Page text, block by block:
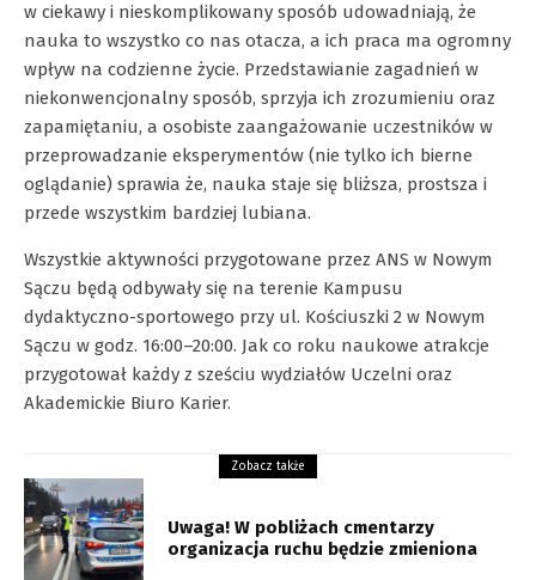
w ciekawy i nieskomplikowany sposób udowadniają, że
nauka to wszystko co nas otacza, a ich praca ma ogromny
wpływ na codzienne życie. Przedstawianie zagadnień w
niekonwencjonalny sposób, sprzyja ich zrozumieniu oraz
zapamiętaniu, a osobiste zaangażowanie uczestników w
przeprowadzanie eksperymentów (nie tylko ich bierne
oglądanie) sprawia że, nauka staje się bliższa, prostsza i
przede wszystkim bardziej lubiana.
Wszystkie aktywności przygotowane przez ANS w Nowym
Sączu będą odbywały się na terenie Kampusu
dydaktyczno-sportowego przy ul. Kościuszki 2 w Nowym
Sączu w godz. 16:00–20:00. Jak co roku naukowe atrakcje
przygotował każdy z sześciu wydziałów Uczelni oraz
Akademickie Biuro Karier.
Zobacz także
Uwaga! W pobliżach cmentarzy
organizacja ruchu będzie zmieniona